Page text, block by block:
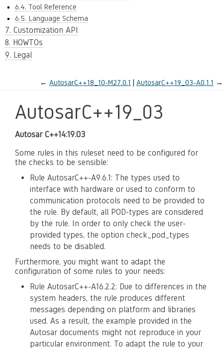
6.4. Tool Reference
6.5. Language Schema
7. Customization API
8. HOWTOs
9. Legal
← AutosarC++18_10-M27.0.1 AutosarC++19_03-A0.1.1 →
AutosarC++19_03
Autosar C++14:19.03
Some rules in this ruleset need to be configured for
the checks to be sensible:
Rule AutosarC++-A9.6.1: The types used to
interface with hardware or used to conform to
communication protocols need to be provided to
the rule. By default, all POD-types are considered
by the rule. In order to only check the user-
provided types, the option check_pod_types
needs to be disabled.
Furthermore, you might want to adapt the
configuration of some rules to your needs:
Rule AutosarC++-A16.2.2: Due to differences in the
system headers, the rule produces different
messages depending on platform and libraries
used. As a result, the example provided in the
Autosar documents might not reproduce in your
particular environment. To adapt the rule to your